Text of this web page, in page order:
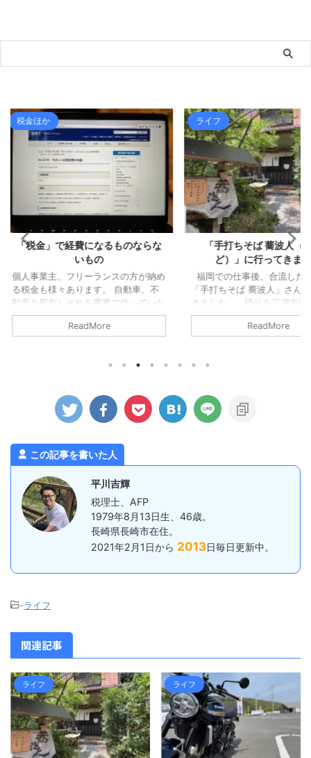
のならな
の方が納め
動車、不
使っていた
金を払って
れるので、
費にする
ライフ
「手打ちそば 蕎波人（そばん
ど）」に行ってきました
福岡での仕事後、合流した家族と
「手打ちそば 蕎波人」さんへ行って
きました。 帰りを三瀬方面へルート
変更し、そばでも食べて帰ろうという
ことになり、妻にお店を探してもらい
ないのですが（福岡県早良区）、良さ
うどよかったのも決め手になりまし
た。 詳しく調べずにいったのです
が、人気店のようで、すでに受付を済
ひとまず ...
税金ほか
源泉所得
件に該当
源泉所得税
給与等の源
った所得税
でに納付す
この記事を書いた人
平川吉輝
税理士、AFP
1979年8月13日生、46歳。
長崎県長崎市在住。
2021年2月1日から 2013日毎日更新中。
-ライフ
関連記事
ライフ ライフ